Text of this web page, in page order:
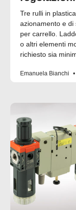
Tre rulli in
azionamento e di
per carrello.
o altri elementi
richiesto sia
Emanuela Bianchi